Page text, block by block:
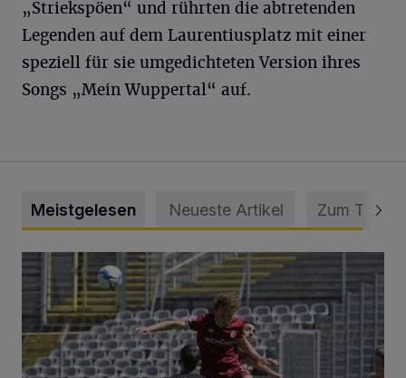
„Striekspöen“ und rührten die abtretenden
Legenden auf dem Laurentiusplatz mit einer
speziell für sie umgedichteten Version ihres
Songs „Mein Wuppertal“ auf.
Meistgelesen Neueste Artikel Zum Thema
WSV: Übertragung im Barmer Bahnhof und klare Ansage